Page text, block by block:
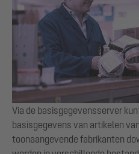
Via de basisgegevensserver
basisgegevens van artikelen
toonaangevende fabrikanten